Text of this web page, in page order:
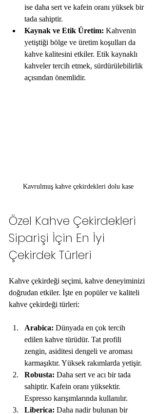
ise daha sert ve kafein oranı yüksek bir
tada sahiptir.
Kaynak ve Etik Üretim: Kahvenin
yetiştiği bölge ve üretim koşulları da
kahve kalitesini etkiler. Etik kaynaklı
kahveler tercih etmek, sürdürülebilirlik
açısından önemlidir.
Kavrulmuş kahve çekirdekleri dolu kase
Özel Kahve Çekirdekleri
Siparişi İçin En İyi
Çekirdek Türleri
Kahve çekirdeği seçimi, kahve deneyiminizi
doğrudan etkiler. İşte en popüler ve kaliteli
kahve çekirdeği türleri:
Arabica: Dünyada en çok tercih
edilen kahve türüdür. Tat profili
zengin, asiditesi dengeli ve aroması
karmaşıktır. Yüksek rakımlarda yetişir.
Robusta: Daha sert ve acı bir tada
sahiptir. Kafein oranı yüksektir.
Espresso karışımlarında kullanılır.
Liberica: Daha nadir bulunan bir